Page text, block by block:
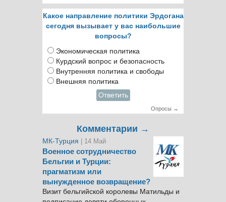
Какое направление политики Эрдогана
сегодня вызывает у вас наибольшие
вопросы?
Экономическая политика
Курдский вопрос и безопасность
Внутренняя политика и свободы
Внешняя политика
Ответить
Опросы →
Комментарии →
МК-Турция | 14 Май
Военное сотрудничество
Бельгии и Турции:
прагматизм или
вынужденное возвращение?
Визит бельгийской королевы Матильды и